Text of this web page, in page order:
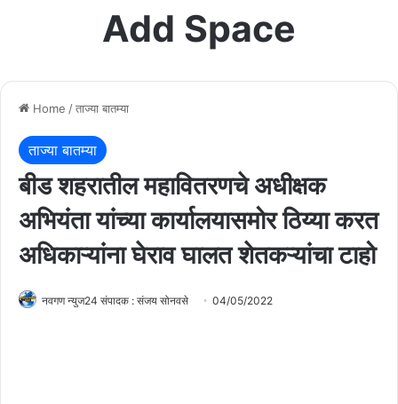
Add Space
Home /ताज्या बातम्या
ताज्या बातम्या
बीड शहरातील महावितरणचे अधीक्षक
अभियंता यांच्या कार्यालयासमोर ठिय्या करत
अधिकाऱ्यांना घेराव घालत शेतकऱ्यांचा टाहो
नवगण न्युज24 संपादक : संजय सोनवसे 04/05/2022